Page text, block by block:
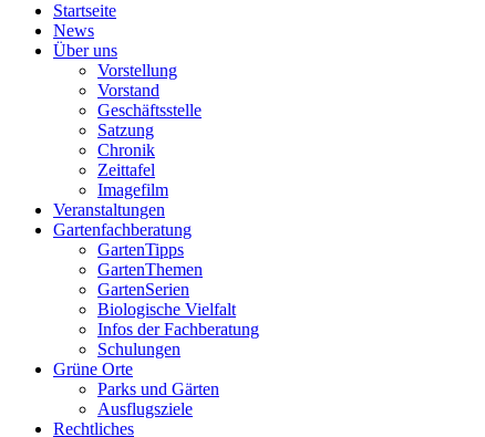
Startseite
News
Über uns
Vorstellung
Vorstand
Geschäftsstelle
Satzung
Chronik
Zeittafel
Imagefilm
Veranstaltungen
Gartenfachberatung
GartenTipps
GartenThemen
GartenSerien
Biologische Vielfalt
Infos der Fachberatung
Schulungen
Grüne Orte
Parks und Gärten
Ausflugsziele
Rechtliches